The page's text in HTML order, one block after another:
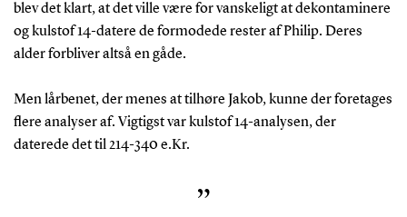
blev det klart, at det ville være for vanskeligt at dekontaminere
og kulstof 14-datere de formodede rester af Philip. Deres
alder forbliver altså en gåde.
Men lårbenet, der menes at tilhøre Jakob, kunne der foretages
flere analyser af. Vigtigst var kulstof 14-analysen, der
daterede det til 214-340 e.Kr.
”